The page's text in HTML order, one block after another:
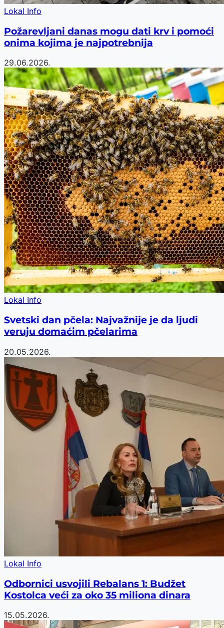
Lokal Info
Požarevljani danas mogu dati krv i pomoći
onima kojima je najpotrebnija
29.06.2026.
Lokal Info
Svetski dan pčela: Najvažnije je da ljudi
veruju domaćim pčelarima
20.05.2026.
Lokal Info
Odbornici usvojili Rebalans 1: Budžet
Kostolca veći za oko 35 miliona dinara
15.05.2026.